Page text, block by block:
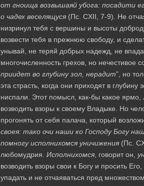
от гноища возвышаяй убога: посадити
о чадех веселящуся (Пс. CXII, 7-9). Не
низринул тебя с вершины и высоты
возвести тебя в прежнюю свободу, и
унывай, не теряй добрых надежд, не
многочисленность грехов, но нечестивое
приидет во глубину зол, нерадит”, но
эта страсть, когда они приходят в
ниспали. Этот помысл, как-бы какое ярмо,
возводить взоры к своему Владыке. Но
прогонять от себя палача, который
своея: тако очи наши ко Господу Богу
помногу исполнихомся уничижения (Пс.
любомудрия. Исполнихомся , говорит он,
возводить взоры свои к Богу и просить
упадать и не отчаяваться пред